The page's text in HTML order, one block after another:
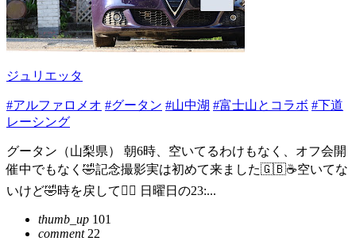
ジュリエッタ
#アルファロメオ #グータン #山中湖 #富士山とコラボ #下道
レーシング
グータン（山梨県） 朝6時、空いてるわけもなく、オフ会開
催中でもなく🤣記念撮影実は初めて来ました🇬🇧☕️空いてな
いけど🤣時を戻して🙋‍♂️ 日曜日の23:...
thumb_up 101
comment22